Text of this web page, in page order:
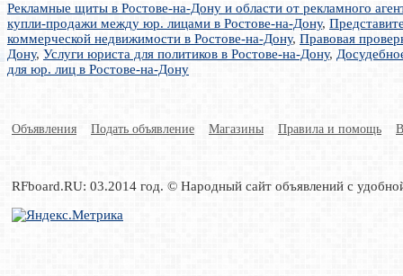
Рекламные щиты в Ростове-на-Дону и области от рекламного
купли-продажи между юр. лицами в Ростове-на-Дону,
коммерческой недвижимости в Ростове-на-Дону, Правовая
Дону, Услуги юриста для политиков в Ростове-на-Дону,
для юр. лиц в Ростове-на-Дону
Объявления Подать объявление Магазины Правила и помощь
RFboard.RU: 03.2014 год. © Народный сайт объявлений с